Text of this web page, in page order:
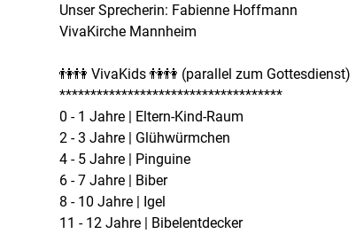
Unser Sprecherin: Fabienne Hoffmann
VivaKirche Mannheim
👫👫 VivaKids 👫👫 (parallel zum Gottesdienst)
************************************
0 - 1 Jahre | Eltern-Kind-Raum
2 - 3 Jahre | Glühwürmchen
4 - 5 Jahre | Pinguine
6 - 7 Jahre | Biber
8 - 10 Jahre | Igel
11 - 12 Jahre | Bibelentdecker